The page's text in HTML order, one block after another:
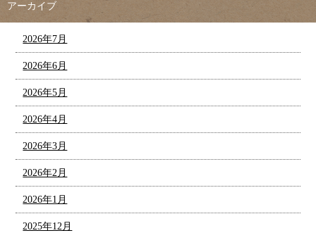
アーカイブ
2026年7月
2026年6月
2026年5月
2026年4月
2026年3月
2026年2月
2026年1月
2025年12月